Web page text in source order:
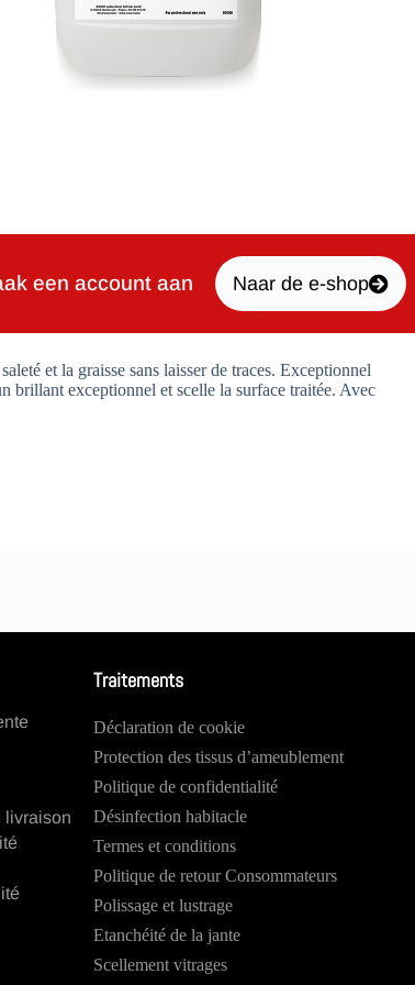
een account aan Naar de e-shop
et la graisse sans laisser de traces. Exceptionnel
brillant exceptionnel et scelle la surface traitée. Avec
livraison
Traitements
Déclaration de cookie
Protection des tissus d’ameublement
Politique de confidentialité
Désinfection habitacle
Termes et conditions
Politique de retour Consommateurs
Polissage et lustrage
Etanchéité de la jante
Scellement vitrages